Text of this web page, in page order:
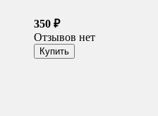
350 ₽
Отзывов нет